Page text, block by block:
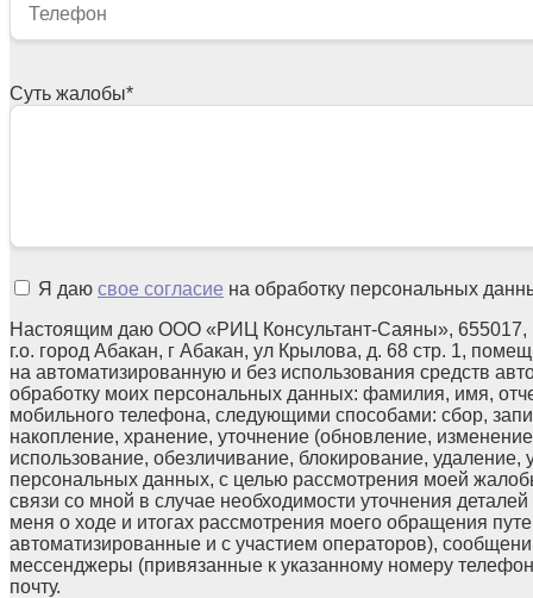
Суть жалобы*
Я даю свое согласие на обработку персональных
Настоящим даю ООО «РИЦ Консультант-Саяны», 655017,
г.о. город Абакан, г Абакан, ул Крылова, д. 68 стр. 1,
на автоматизированную и без использования средств
обработку моих персональных данных: фамилия, имя,
мобильного телефона, следующими способами: сбор,
накопление, хранение, уточнение (обновление,
использование, обезличивание, блокирование, удаление,
персональных данных, с целью рассмотрения моей
связи со мной в случае необходимости уточнения
меня о ходе и итогах рассмотрения моего обращения
автоматизированные и с участием операторов),
мессенджеры (привязанные к указанному номеру
почту.